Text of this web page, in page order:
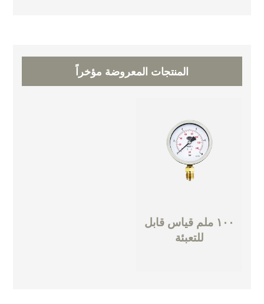
المنتجات المعروضة مؤخراً
١٠٠ ملم قياس قابل
للتعبئة